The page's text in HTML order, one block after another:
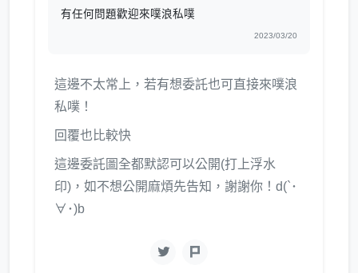
有任何問題歡迎來噗浪私噗
2023/03/20
這邊不太常上，若有想委託也可直接來噗浪
私噗！
回覆也比較快
這邊委託圖全都默認可以公開(打上浮水
印)，如不想公開麻煩先告知，謝謝你！d(`･
∀･)b